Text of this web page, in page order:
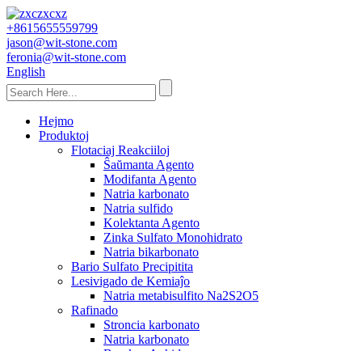
+8615655559799
jason@wit-stone.com
feronia@wit-stone.com
English
Hejmo
Produktoj
Flotaciaj Reakciiloj
Ŝaŭmanta Agento
Modifanta Agento
Natria karbonato
Natria sulfido
Kolektanta Agento
Zinka Sulfato Monohidrato
Natria bikarbonato
Bario Sulfato Precipitita
Lesivigado de Kemiaĵo
Natria metabisulfito Na2S2O5
Rafinado
Stroncia karbonato
Natria karbonato